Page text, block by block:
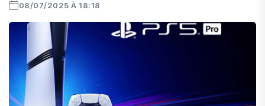
08/07/2025 À 18:18